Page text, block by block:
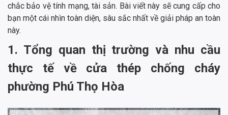
chắc bảo vệ tính mạng, tài sản. Bài viết này sẽ cung cấp cho
bạn một cái nhìn toàn diện, sâu sắc nhất về giải pháp an toàn
này.
1. Tổng quan thị trường và nhu cầu
thực tế về cửa thép chống cháy
phường Phú Thọ Hòa